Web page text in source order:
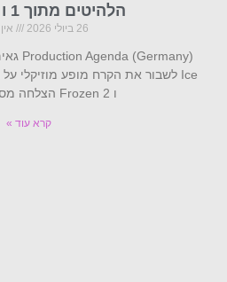
הלהיטים מתוך 1 ו Frozen 2
26 ביולי 2026
ו Frozen 2 הצלחה מסחררת ב-20
קרא עוד »